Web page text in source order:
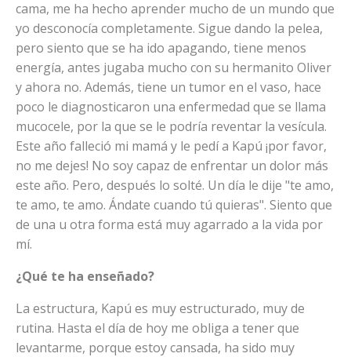
cama, me ha hecho aprender mucho de un mundo que
yo desconocía completamente. Sigue dando la pelea,
pero siento que se ha ido apagando, tiene menos
energía, antes jugaba mucho con su hermanito Oliver
y ahora no. Además, tiene un tumor en el vaso, hace
poco le diagnosticaron una enfermedad que se llama
mucocele, por la que se le podría reventar la vesícula.
Este año falleció mi mamá y le pedí a Kapú ¡por favor,
no me dejes! No soy capaz de enfrentar un dolor más
este año. Pero, después lo solté. Un día le dije "te amo,
te amo, te amo. Ándate cuando tú quieras". Siento que
de una u otra forma está muy agarrado a la vida por
mí.
¿Qué te ha enseñado?
La estructura, Kapú es muy estructurado, muy de
rutina. Hasta el día de hoy me obliga a tener que
levantarme, porque estoy cansada, ha sido muy